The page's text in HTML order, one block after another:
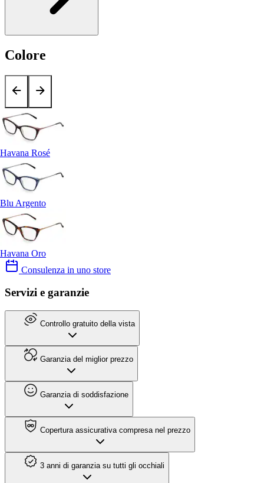
Colore
Havana Rosé
Blu Argento
Havana Oro
Consulenza in uno store
Servizi e garanzie
Controllo gratuito della vista
Garanzia del miglior prezzo
Garanzia di soddisfazione
Copertura assicurativa compresa nel prezzo
3 anni di garanzia su tutti gli occhiali